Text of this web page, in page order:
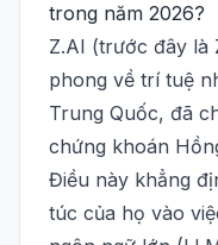
trong năm 2026?
Z.AI (trước đây là
phong về trí tuệ
Trung Quốc, đã
chứng khoán
Điều này khẳng
túc của họ vào